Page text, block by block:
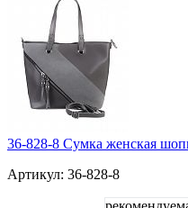
36-828-8 Сумка женская
Артикул: 36-828-8